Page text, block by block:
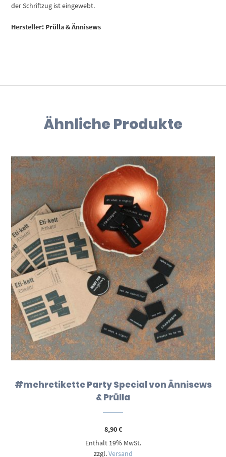
der Schriftzug ist eingewebt.
Hersteller: Prülla & Ännisews
Ähnliche Produkte
#mehretikette Party Special von Ännisews
& Prülla
8,90€
Enthält 19% MwSt.
zzgl.Versand